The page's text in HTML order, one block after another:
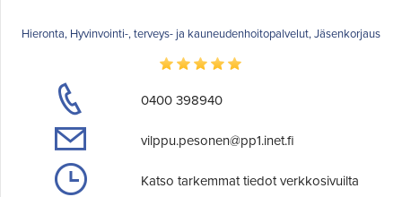
Hieronta, Hyvinvointi-, terveys- ja kauneudenhoitopalvelut, Jäsenkorjaus
0400 398940
vilppu.pesonen@pp1.inet.fi
Katso tarkemmat tiedot verkkosivuilta